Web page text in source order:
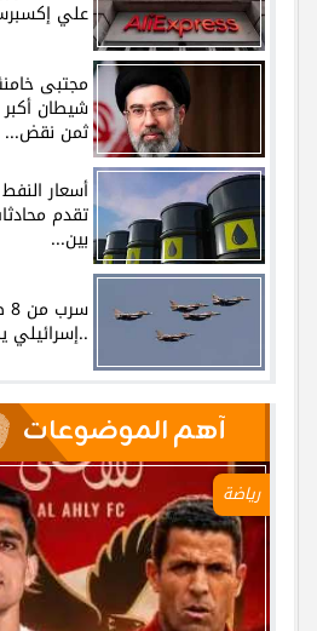
علي إكسبرس
مجتبى
شيطان
ثمن نقض...
أسعار
تقدم
بين...
..إسرائيلي
آهم الموضوعات
رياضة